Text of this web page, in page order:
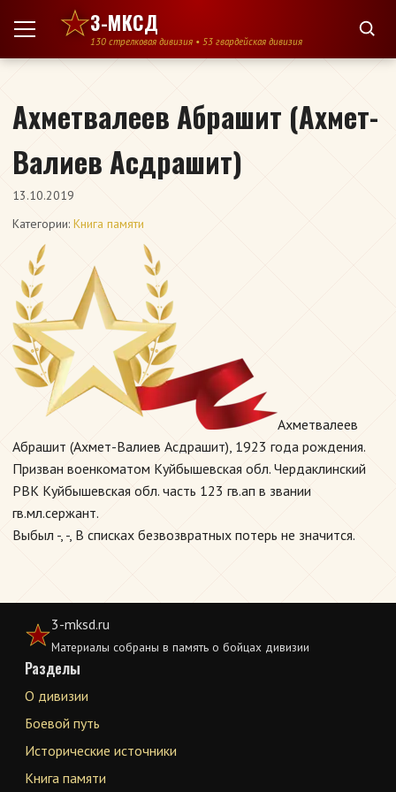
Перейти к содержимому
3-МКСД
130 стрелковая дивизия • 53 гвардейская дивизия
Ахметвалеев Абрашит (Ахмет-
Валиев Асдрашит)
13.10.2019
Категории: Книга памяти
Ахметвалеев
Абрашит (Ахмет-Валиев Асдрашит), 1923 года рождения.
Призван военкоматом Куйбышевская обл. Чердаклинский
РВК Куйбышевская обл. часть 123 гв.ап в звании
гв.мл.сержант.
Выбыл -, -, В списках безвозвратных потерь не значится.
3-mksd.ru
Материалы собраны в память о бойцах дивизии
Разделы
О дивизии
Боевой путь
Исторические источники
Книга памяти